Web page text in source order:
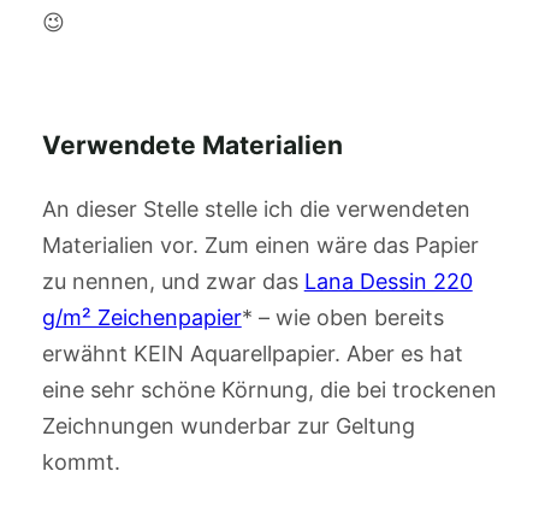
😉
Verwendete Materialien
An dieser Stelle stelle ich die verwendeten
Materialien vor. Zum einen wäre das Papier
zu nennen, und zwar das Lana Dessin 220
g/m² Zeichenpapier* – wie oben bereits
erwähnt KEIN Aquarellpapier. Aber es hat
eine sehr schöne Körnung, die bei trockenen
Zeichnungen wunderbar zur Geltung
kommt.